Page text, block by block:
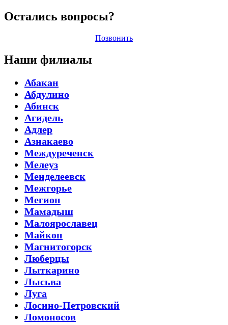
Остались вопросы?
Позвонить
Наши филиалы
Абакан
Абдулино
Абинск
Агидель
Адлер
Азнакаево
Междуреченск
Мелеуз
Менделеевск
Межгорье
Мегион
Мамадыш
Малоярославец
Майкоп
Магнитогорск
Люберцы
Лыткарино
Лысьва
Луга
Лосино-Петровский
Ломоносов